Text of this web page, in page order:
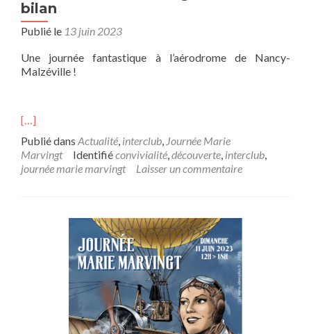
bilan
Publié le 13 juin 2023
Une journée fantastique à l’aérodrome de Nancy-
Malzéville !
[…]
Publié dans Actualité, interclub, Journée Marie
Marvingt
Identifiéconvivialité,découverte, interclub,
journée marie marvingt
Laisser un commentaire